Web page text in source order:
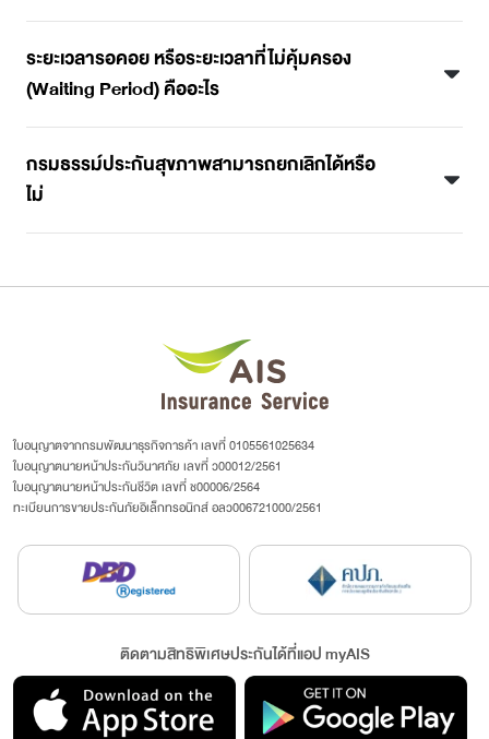
ระยะเวลารอคอย หรือระยะเวลาที่ไม่คุ้มครอง
(Waiting Period) คืออะไร
กรมธรรม์ประกันสุขภาพสามารถยกเลิกได้หรือ
ไม่
ใบอนุญาตจากกรมพัฒนาธุรกิจการค้า เลขที่ 0105561025634
ใบอนุญาตนายหน้าประกันวินาศภัย เลขที่ ว00012/2561
ใบอนุญาตนายหน้าประกันชีวิต เลขที่ ช00006/2564
ทะเบียนการขายประกันภัยอิเล็กทรอนิกส์ อลว006721000/2561
ติดตามสิทธิพิเศษประกันได้ที่แอป myAIS